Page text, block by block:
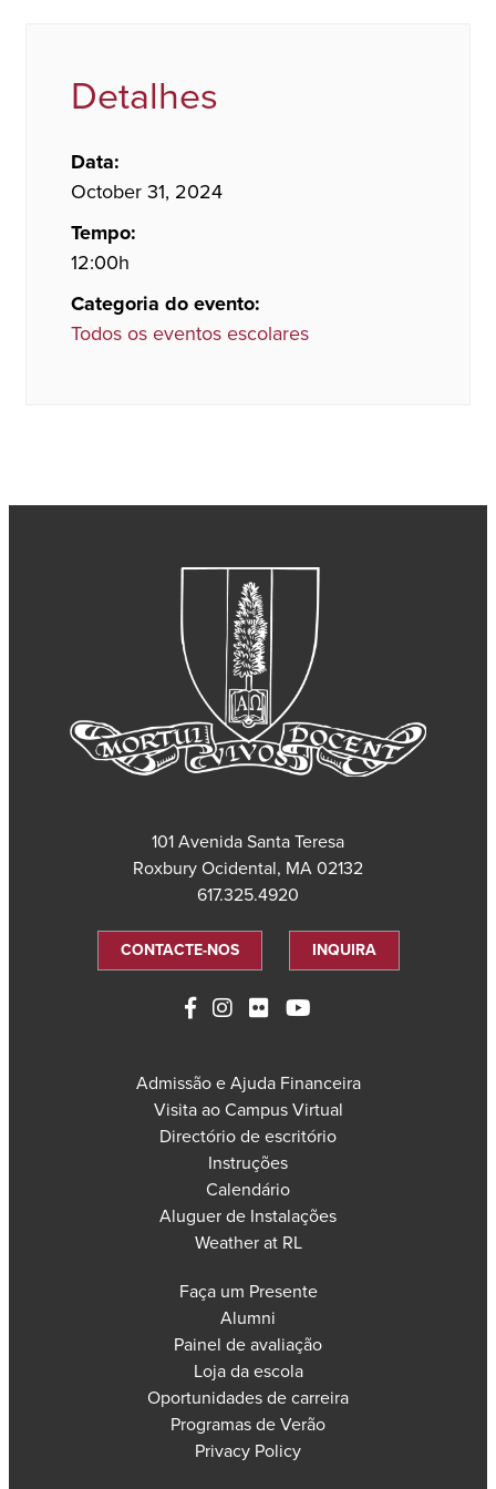
Detalhes
Data:
October 31, 2024
Tempo:
12:00h
Categoria do evento:
Todos os eventos escolares
101 Avenida Santa Teresa
Roxbury Ocidental, MA 02132
617.325.4920
CONTACTE-NOS INQUIRA
Admissão e Ajuda Financeira
Visita ao Campus Virtual
Directório de escritório
Instruções
Calendário
Aluguer de Instalações
Weather at RL
Faça um Presente
Alumni
Painel de avaliação
Loja da escola
Oportunidades de carreira
Programas de Verão
Privacy Policy